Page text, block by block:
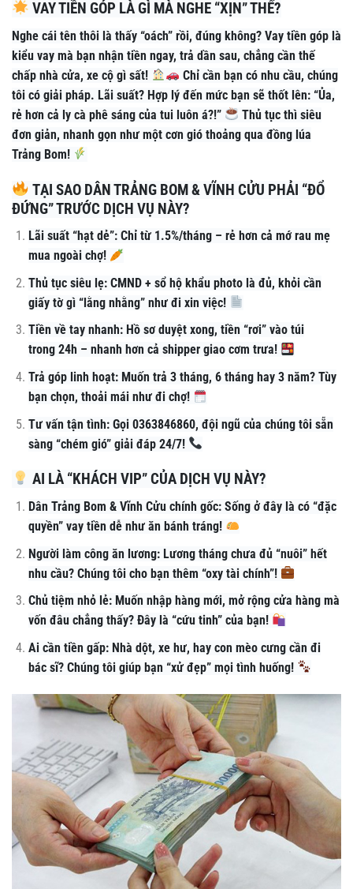
VAY TIỀN GÓP LÀ GÌ MÀ NGHE “XỊN” THẾ?
Nghe cái tên thôi là thấy “oách” rồi, đúng không? Vay tiền góp là
kiểu vay mà bạn nhận tiền ngay, trả dần sau, chẳng cần thế
chấp nhà cửa, xe cộ gì sất!
Chỉ cần bạn có nhu cầu, chúng
tôi có giải pháp. Lãi suất? Hợp lý đến mức bạn sẽ thốt lên: “Ủa,
rẻ hơn cả ly cà phê sáng của tui luôn á?!”
Thủ tục thì siêu
đơn giản, nhanh gọn như một cơn gió thoảng qua đồng lúa
Trảng Bom!
TẠI SAO DÂN TRẢNG BOM & VĨNH CỬU PHẢI “ĐỔ
ĐỨNG” TRƯỚC DỊCH VỤ NÀY?
Lãi suất “hạt dẻ”: Chỉ từ 1.5%/tháng – rẻ hơn cả mớ rau mẹ
mua ngoài chợ!
Thủ tục siêu lẹ: CMND + sổ hộ khẩu photo là đủ, khỏi cần
giấy tờ gì “lằng nhằng” như đi xin việc!
Tiền về tay nhanh: Hồ sơ duyệt xong, tiền “rơi” vào túi
trong 24h – nhanh hơn cả shipper giao cơm trưa!
Trả góp linh hoạt: Muốn trả 3 tháng, 6 tháng hay 3 năm? Tùy
bạn chọn, thoải mái như đi chợ!
Tư vấn tận tình: Gọi 0363846860, đội ngũ của chúng tôi sẵn
sàng “chém gió” giải đáp 24/7!
AI LÀ “KHÁCH VIP” CỦA DỊCH VỤ NÀY?
Dân Trảng Bom & Vĩnh Cửu chính gốc: Sống ở đây là có “đặc
quyền” vay tiền dễ như ăn bánh tráng!
Người làm công ăn lương: Lương tháng chưa đủ “nuôi” hết
nhu cầu? Chúng tôi cho bạn thêm “oxy tài chính”!
Chủ tiệm nhỏ lẻ: Muốn nhập hàng mới, mở rộng cửa hàng mà
vốn đâu chẳng thấy? Đây là “cứu tinh” của bạn!
Ai cần tiền gấp: Nhà dột, xe hư, hay con mèo cưng cần đi
bác sĩ? Chúng tôi giúp bạn “xử đẹp” mọi tình huống!